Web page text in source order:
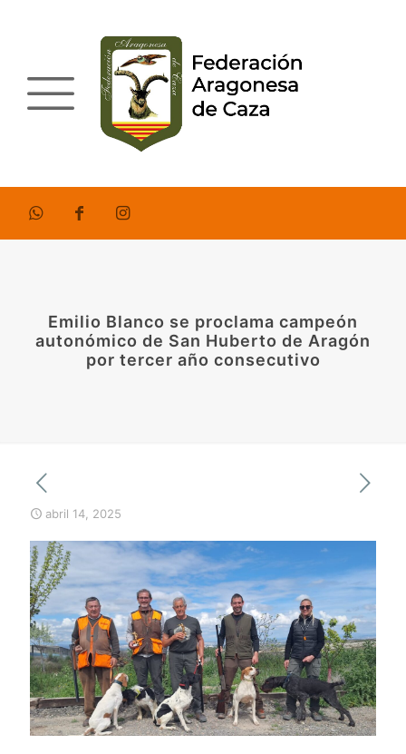
Emilio Blanco se proclama campeón
autonómico de San Huberto de Aragón
por tercer año consecutivo
abril 14, 2025